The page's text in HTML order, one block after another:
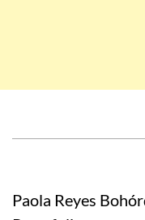
Paola Reyes